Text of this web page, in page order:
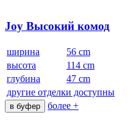
Joy Высокий комод
ширина
56 cm
высота
114 cm
глубина
47 cm
другие отделки доступны
в буфер более +